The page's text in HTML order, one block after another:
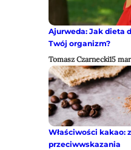
Ajurweda: Jak dieta
Twój organizm?
Tomasz Czarnecki15
Właściwości kakao:
przeciwwskazania